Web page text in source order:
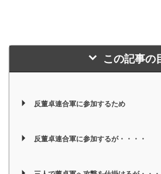
この記事の
反董卓連合軍に参加するため
反董卓連合軍に参加するが・・・・